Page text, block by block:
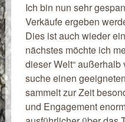
Ich bin nun sehr
Verkäufe ergeben
Dies ist auch wieder
nächstes möchte ich
dieser Welt“
suche einen
sammelt zur Zeit
und Engagement